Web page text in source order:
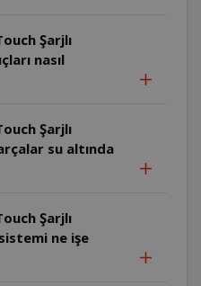
Şarjlı
nasıl
Şarjlı
su altında
Şarjlı
sistemi ne işe